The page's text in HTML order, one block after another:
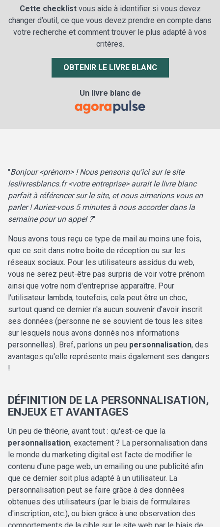
Cette checklistvous aide à identifier si vous devez
changer d’outil, ce que vous devez prendre en compte dans
votre recherche et comment trouver le plus adapté à vos
critères.
OBTENIR LE LIVRE BLANC
Un livre blanc de
"Bonjour <prénom> ! Nous pensons qu'ici sur le site
leslivresblancs.fr <votre entreprise> aurait le livre blanc
parfait à référencer sur le site, et nous aimerions vous en
parler ! Auriez-vous 5 minutes à nous accorder dans la
semaine pour un appel ?"
Nous avons tous reçu ce type de mail au moins une fois,
que ce soit dans notre boîte de réception ou sur les
réseaux sociaux. Pour les utilisateurs assidus du web,
vous ne serez peut-être pas surpris de voir votre prénom
ainsi que votre nom d'entreprise apparaître. Pour
l'utilisateur lambda, toutefois, cela peut être un choc,
surtout quand ce dernier n'a aucun souvenir d'avoir inscrit
ses données (personne ne se souvient de tous les sites
sur lesquels nous avons donnés nos informations
personnelles). Bref, parlons un peu personnalisation, des
avantages qu'elle représente mais également ses dangers
!
DÉFINITION DE LA PERSONNALISATION,
ENJEUX ET AVANTAGES
Un peu de théorie, avant tout : qu'est-ce que la
personnalisation, exactement ? La personnalisation dans
le monde du marketing digital est l'acte de modifier le
contenu d'une page web, un emailing ou une publicité afin
que ce dernier soit plus adapté à un utilisateur. La
personnalisation peut se faire grâce à des données
obtenues des utilisateurs (par le biais de formulaires
d'inscription, etc.), ou bien grâce à une observation des